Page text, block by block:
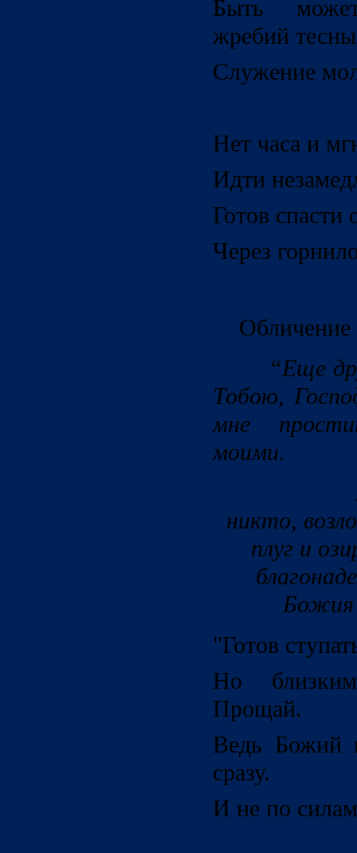
Быть
жребий
Служение
Нет часа и
Идти
Готов спасти
Через
Обличение
“Еще
Тобою,
мне
моими.
Но
никто,
плуг и
"Готов
Но
Прощай.
Ведь Божий
сразу.
И не по